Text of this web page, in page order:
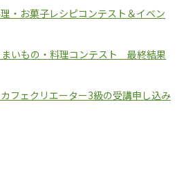
・お菓子レシピコンテスト＆イベン
いもの・料理コンテスト 最終結果
カフェクリエーター3級の受講申し込み